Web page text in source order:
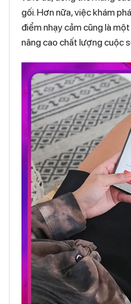
gối. Hơn nữa, việc khám
điểm nhạy cảm cũng là
nâng cao chất lượng cuộc